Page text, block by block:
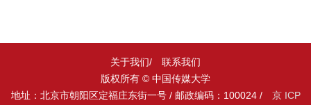
关于我们/
联系我们
版权所有 © 中国传媒大学
地址：北京市朝阳区定福庄东街一号 / 邮政编码：100024 /
京 ICP